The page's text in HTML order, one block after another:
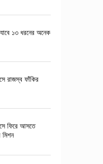
১৩ ধরনের অনেক
রাজস্ব ফাঁকির
ফিরে আসতে
মিশন